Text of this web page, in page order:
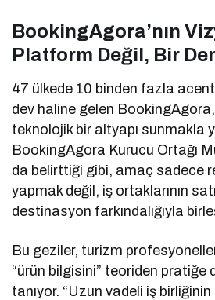
BookingAgora’nın
Platform Değil, Bir
47 ülkede 10 binden fazla
dev haline gelen
teknolojik bir altyapı sunmakla
BookingAgora Kurucu Ortağı
da belirttiği gibi, amaç sadece
yapmak değil, iş ortaklarının
destinasyon farkındalığıyla
Bu geziler, turizm
“ürün bilgisini” teoriden pratiğe
tanıyor. “Uzun vadeli iş